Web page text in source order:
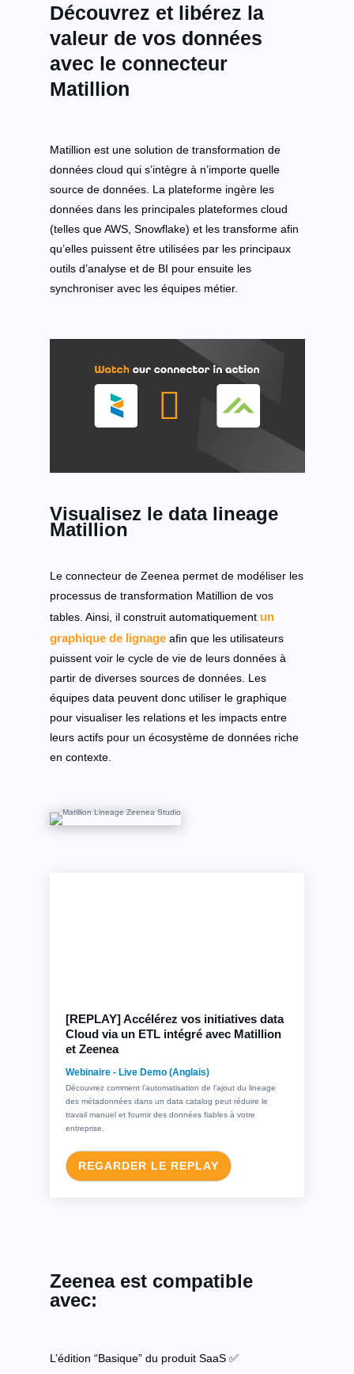
Découvrez et libérez la
valeur de vos données
avec le connecteur
Matillion
Matillion est une solution de transformation de
données cloud qui s’intègre à n’importe quelle
source de données. La plateforme ingère les
données dans les principales plateformes cloud
(telles que AWS, Snowflake) et les transforme afin
qu’elles puissent être utilisées par les principaux
outils d’analyse et de BI pour ensuite les
synchroniser avec les équipes métier.
Visualisez le data lineage
Matillion
Le connecteur de Zeenea permet de modéliser les
processus de transformation Matillion de vos
tables. Ainsi, il construit automatiquement un
graphique de lignageafin que les utilisateurs
puissent voir le cycle de vie de leurs données à
partir de diverses sources de données. Les
équipes data peuvent donc utiliser le graphique
pour visualiser les relations et les impacts entre
leurs actifs pour un écosystème de données riche
en contexte.
[REPLAY] Accélérez vos initiatives data
Cloud via un ETL intégré avec Matillion
et Zeenea
Webinaire - Live Demo (Anglais)
Découvrez comment l’automatisation de l’ajout du lineage
des métadonnées dans un data catalog peut réduire le
travail manuel et fournir des données fiables à votre
entreprise.
REGARDER LE REPLAY
Zeenea est compatible
avec:
L’édition “Basique” du produit SaaS ✅